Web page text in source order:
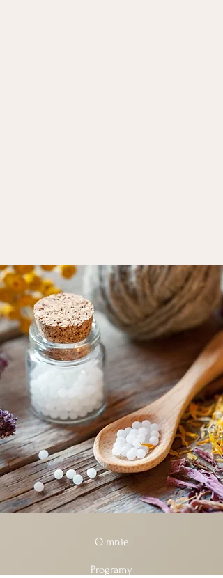
O mnie
Programy